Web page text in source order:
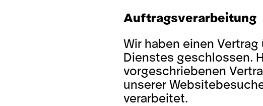
Auftragsverarbeitung
Wir haben einen
Dienstes geschlossen.
vorgeschriebenen
unserer
verarbeitet.